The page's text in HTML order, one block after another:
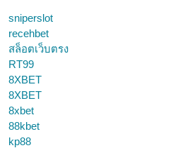
sniperslot
recehbet
สล็อตเว็บตรง
RT99
8XBET
8XBET
8xbet
88kbet
kp88